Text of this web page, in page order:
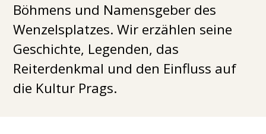
Böhmens und Namensgeber des
Wenzelsplatzes. Wir erzählen seine
Geschichte, Legenden, das
Reiterdenkmal und den Einfluss auf
die Kultur Prags.